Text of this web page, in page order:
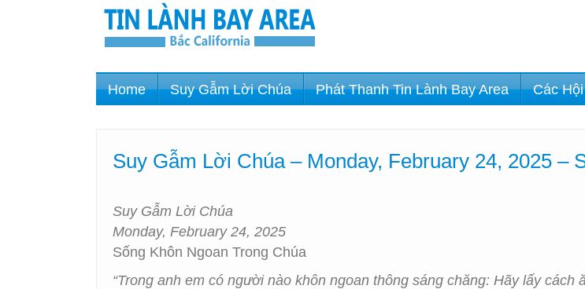
Home Suy Gẫm Lời Chúa Phát Thanh Tin Lành Bay Area Các
Suy Gẫm Lời Chúa – Monday, February 24, 2025 –
Suy Gẫm Lời Chúa
Monday, February 24, 2025
Sống Khôn Ngoan Trong Chúa
“Trong anh em có người nào khôn ngoan thông sáng chăng: Hãy lấy